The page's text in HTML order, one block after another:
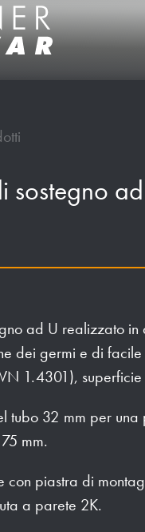
ad
ad U realizzato in
dei germi e di
1.4301), superficie
tubo 32 mm per
mm.
con piastra di
a parete 2K.